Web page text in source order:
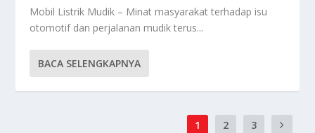
Mobil Listrik Mudik – Minat masyarakat terhadap isu
otomotif dan perjalanan mudik terus...
BACA SELENGKAPNYA
1 2 3